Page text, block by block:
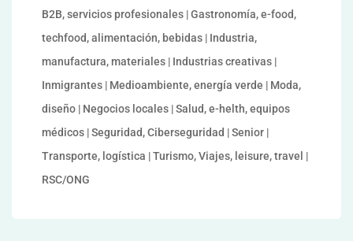
B2B, servicios profesionales | Gastronomía, e-food,
techfood, alimentación, bebidas | Industria,
manufactura, materiales | Industrias creativas |
Inmigrantes | Medioambiente, energía verde | Moda,
diseño | Negocios locales | Salud, e-helth, equipos
médicos | Seguridad, Ciberseguridad | Senior |
Transporte, logística | Turismo, Viajes, leisure, travel |
RSC/ONG